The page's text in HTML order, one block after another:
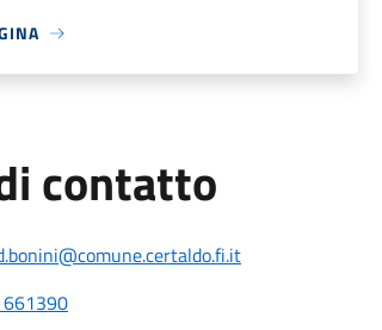
contatto